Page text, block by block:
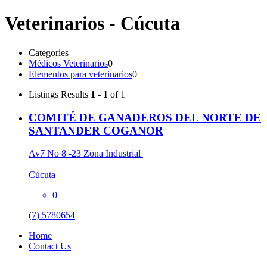
Veterinarios - Cúcuta
Categories
Médicos Veterinarios0
Elementos para veterinarios0
Listings Results 1 - 1 of 1
COMITÉ DE GANADEROS DEL NORTE DE
SANTANDER COGANOR
Av7 No 8 -23 Zona Industrial
Cúcuta
0
(7) 5780654
Home
Contact Us